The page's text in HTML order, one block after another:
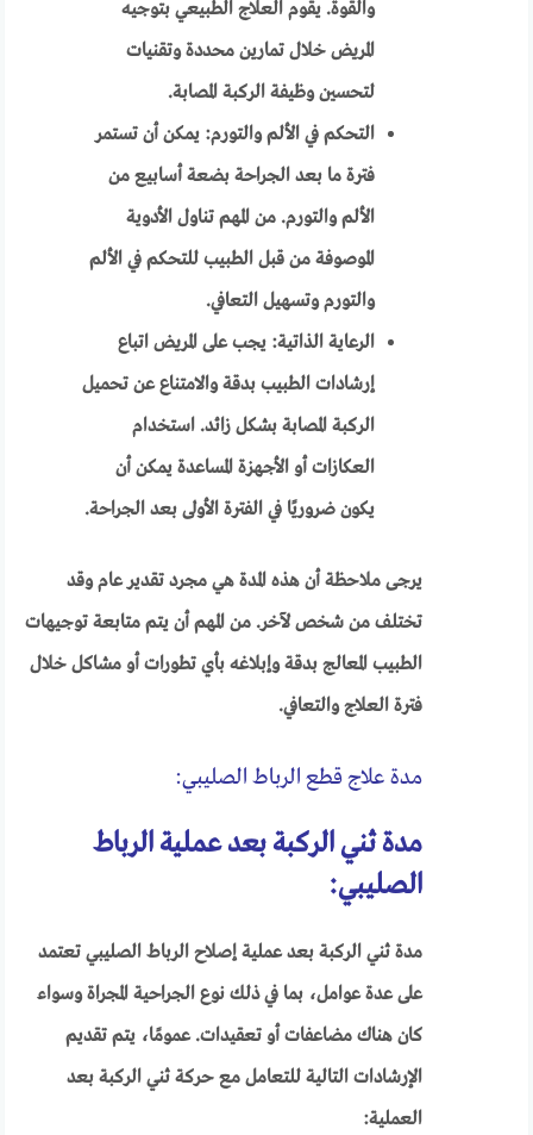
والقوة. يقوم العلاج الطبيعي بتوجيه
المريض خلال تمارين محددة وتقنيات
لتحسين وظيفة الركبة المصابة.
التحكم في الألم والتورم: يمكن أن تستمر
فترة ما بعد الجراحة بضعة أسابيع من
الألم والتورم. من المهم تناول الأدوية
الموصوفة من قبل الطبيب للتحكم في الألم
والتورم وتسهيل التعافي.
الرعاية الذاتية: يجب على المريض اتباع
إرشادات الطبيب بدقة والامتناع عن تحميل
الركبة المصابة بشكل زائد. استخدام
العكازات أو الأجهزة المساعدة يمكن أن
يكون ضروريًا في الفترة الأولى بعد الجراحة.
يرجى ملاحظة أن هذه المدة هي مجرد تقدير عام وقد
تختلف من شخص لآخر. من المهم أن يتم متابعة توجيهات
الطبيب المعالج بدقة وإبلاغه بأي تطورات أو مشاكل خلال
فترة العلاج والتعافي.
مدة علاج قطع الرباط الصليبي:
مدة ثني الركبة بعد عملية الرباط
الصليبي:
مدة ثني الركبة بعد عملية إصلاح الرباط الصليبي تعتمد
على عدة عوامل، بما في ذلك نوع الجراحية المجراة وسواء
كان هناك مضاعفات أو تعقيدات. عمومًا، يتم تقديم
الإرشادات التالية للتعامل مع حركة ثني الركبة بعد
العملية: